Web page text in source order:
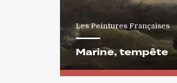
Les Peintures Françaises
Marine, tempête